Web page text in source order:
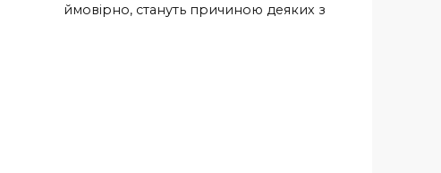
ймовірно, стануть причиною деяких з